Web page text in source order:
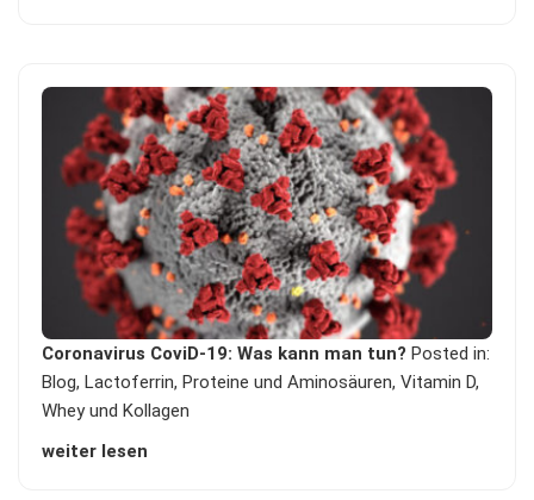
Coronavirus CoviD-19: Was kann man tun? Posted in:
Blog, Lactoferrin, Proteine und Aminosäuren,Vitamin D,
Whey und Kollagen
weiter lesen